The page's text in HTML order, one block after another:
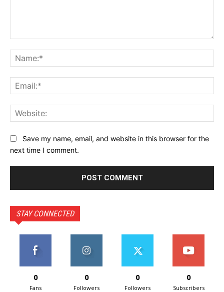
Save my name, email, and website in this browser for the
next time I comment.
STAY CONNECTED
0
Fans
0
Followers
0
Followers
0
Subscribers